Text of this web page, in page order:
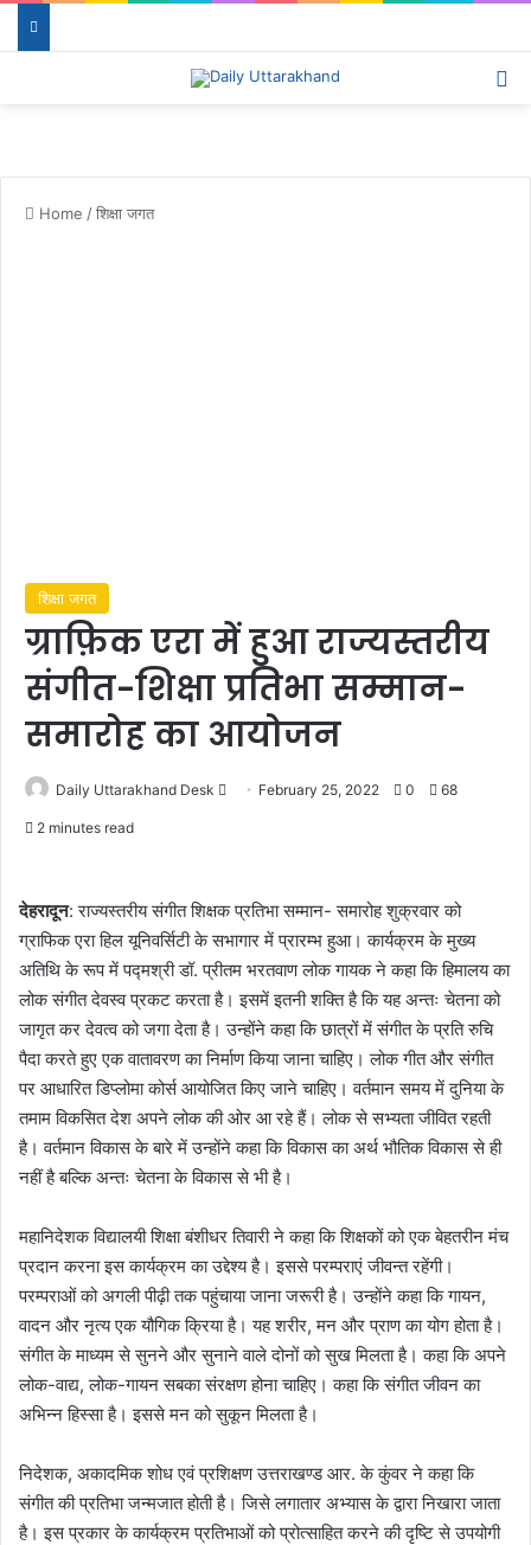
Home /शिक्षा जगत
शिक्षा जगत
ग्राफ़िक एरा में हुआ राज्यस्तरीय
संगीत-शिक्षा प्रतिभा सम्मान-
समारोह का आयोजन
Daily Uttarakhand Desk
Send February 25, 2022 0 68
2 minutes read
देहरादून: राज्यस्तरीय संगीत शिक्षक प्रतिभा सम्मान- समारोह शुक्रवार को
ग्राफिक एरा हिल यूनिवर्सिटी के सभागार में प्रारम्भ हुआ। कार्यक्रम के मुख्य
अतिथि के रूप में पद्मश्री डॉ. प्रीतम भरतवाण लोक गायक ने कहा कि हिमालय का
लोक संगीत देवस्व प्रकट करता है। इसमें इतनी शक्ति है कि यह अन्तः चेतना को
जागृत कर देवत्व को जगा देता है। उन्होंने कहा कि छात्रों में संगीत के प्रति रुचि
पैदा करते हुए एक वातावरण का निर्माण किया जाना चाहिए। लोक गीत और संगीत
पर आधारित डिप्लोमा कोर्स आयोजित किए जाने चाहिए। वर्तमान समय में दुनिया के
तमाम विकसित देश अपने लोक की ओर आ रहे हैं। लोक से सभ्यता जीवित रहती
है। वर्तमान विकास के बारे में उन्होंने कहा कि विकास का अर्थ भौतिक विकास से ही
नहीं है बल्कि अन्तः चेतना के विकास से भी है।
महानिदेशक विद्यालयी शिक्षा बंशीधर तिवारी ने कहा कि शिक्षकों को एक बेहतरीन मंच
प्रदान करना इस कार्यक्रम का उद्देश्य है। इससे परम्पराएं जीवन्त रहेंगी।
परम्पराओं को अगली पीढ़ी तक पहुंचाया जाना जरूरी है। उन्होंने कहा कि गायन,
वादन और नृत्य एक यौगिक क्रिया है। यह शरीर, मन और प्राण का योग होता है।
संगीत के माध्यम से सुनने और सुनाने वाले दोनों को सुख मिलता है। कहा कि अपने
लोक-वाद्य, लोक-गायन सबका संरक्षण होना चाहिए। कहा कि संगीत जीवन का
अभिन्न हिस्सा है। इससे मन को सुकून मिलता है।
निदेशक, अकादमिक शोध एवं प्रशिक्षण उत्तराखण्ड आर. के कुंवर ने कहा कि
संगीत की प्रतिभा जन्मजात होती है। जिसे लगातार अभ्यास के द्वारा निखारा जाता
है। इस प्रकार के कार्यक्रम प्रतिभाओं को प्रोत्साहित करने की दृष्टि से उपयोगी